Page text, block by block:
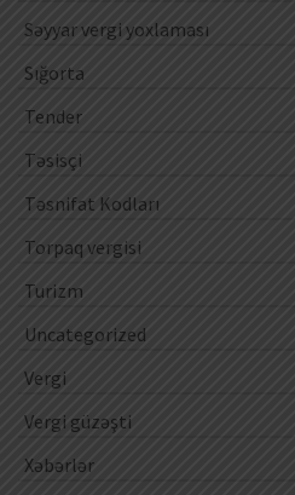
Səyyar vergi yoxlaması
Sığorta
Tender
Təsisçi
Təsnifat Kodları
Torpaq vergisi
Turizm
Uncategorized
Vergi
Vergi güzəşti
Xəbərlər